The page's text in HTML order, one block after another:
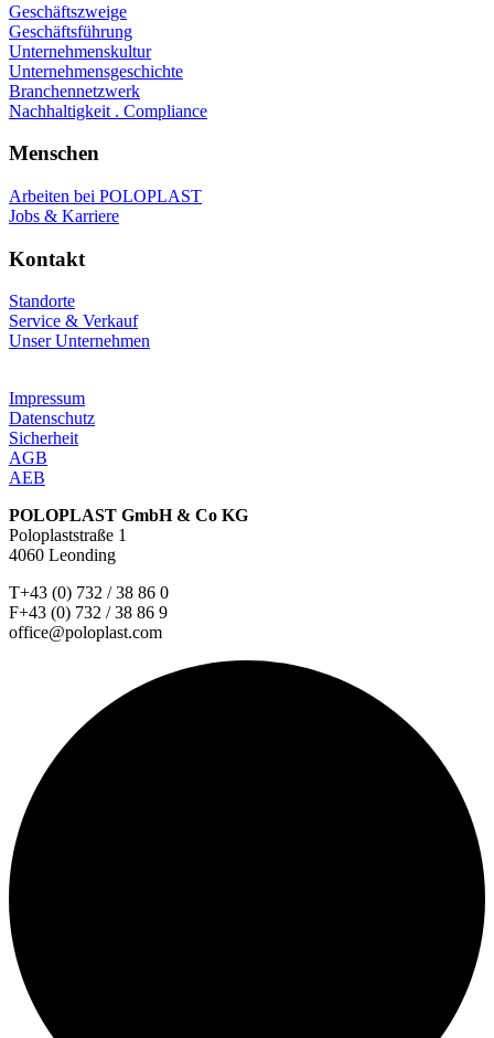
Geschäftszweige
Geschäftsführung
Unternehmenskultur
Unternehmensgeschichte
Branchennetzwerk
Nachhaltigkeit . Compliance
Menschen
Arbeiten bei POLOPLAST
Jobs & Karriere
Kontakt
Standorte
Service & Verkauf
Unser Unternehmen
Impressum
Datenschutz
Sicherheit
AGB
AEB
POLOPLAST GmbH & Co KG
Poloplaststraße 1
4060 Leonding
T+43 (0) 732 / 38 86 0
F+43 (0) 732 / 38 86 9
office@poloplast.com